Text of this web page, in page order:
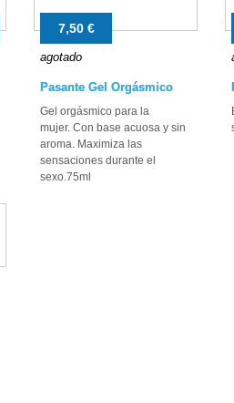
7,50 €
agotado
Pasante Gel Orgásmico
Gel orgásmico para la
mujer. Con base acuosa y sin
aroma. Maximiza las
sensaciones durante el
sexo.75ml